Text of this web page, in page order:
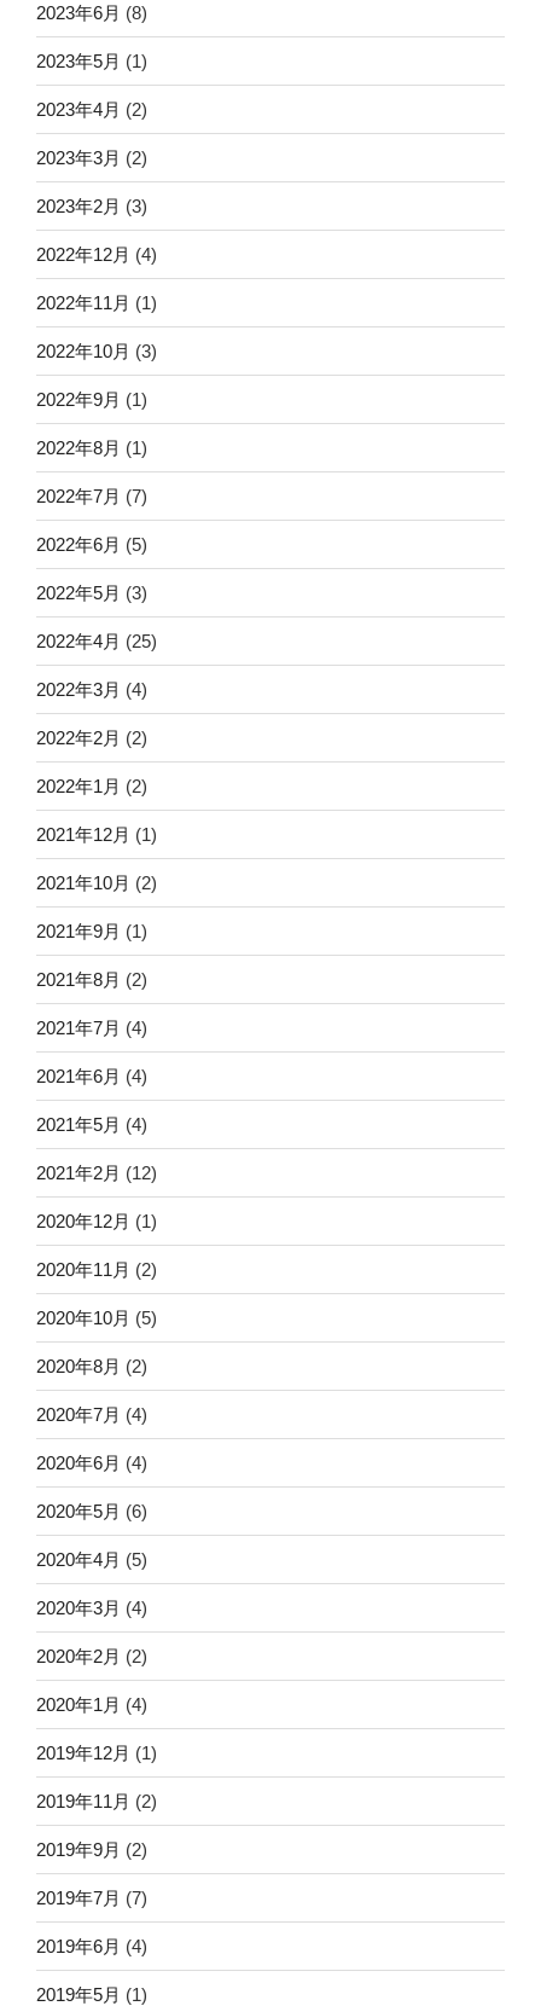
2023年6月 (8)
2023年5月 (1)
2023年4月 (2)
2023年3月 (2)
2023年2月 (3)
2022年12月 (4)
2022年11月 (1)
2022年10月 (3)
2022年9月 (1)
2022年8月 (1)
2022年7月 (7)
2022年6月 (5)
2022年5月 (3)
2022年4月 (25)
2022年3月 (4)
2022年2月 (2)
2022年1月 (2)
2021年12月 (1)
2021年10月 (2)
2021年9月 (1)
2021年8月 (2)
2021年7月 (4)
2021年6月 (4)
2021年5月 (4)
2021年2月 (12)
2020年12月 (1)
2020年11月 (2)
2020年10月 (5)
2020年8月 (2)
2020年7月 (4)
2020年6月 (4)
2020年5月 (6)
2020年4月 (5)
2020年3月 (4)
2020年2月 (2)
2020年1月 (4)
2019年12月 (1)
2019年11月 (2)
2019年9月 (2)
2019年7月 (7)
2019年6月 (4)
2019年5月 (1)